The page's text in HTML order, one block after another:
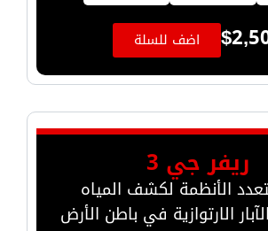
$ اضف للسلة
ريفر جي 3
الأنظمة لكشف المياه
الارتوازية في باطن الأرض